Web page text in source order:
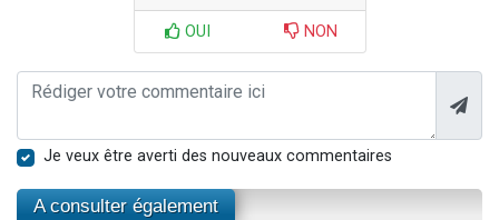
OUI NON
Je veux être averti des nouveaux commentaires
A consulter également